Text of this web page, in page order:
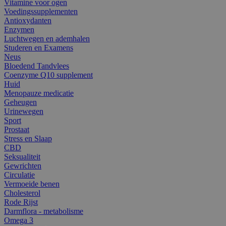
Vitamine voor ogen
Voedingssupplementen
Antioxydanten
Enzymen
Luchtwegen en ademhalen
Studeren en Examens
Neus
Bloedend Tandvlees
Coenzyme Q10 supplement
Huid
Menopauze medicatie
Geheugen
Urinewegen
Sport
Prostaat
Stress en Slaap
CBD
Seksualiteit
Gewrichten
Circulatie
Vermoeide benen
Cholesterol
Rode Rijst
Darmflora - metabolisme
Omega 3